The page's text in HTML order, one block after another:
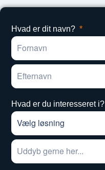
Hvad er dit navn?
Hvad er du interesseret i?